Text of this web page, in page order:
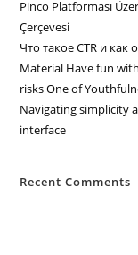
Pinco Platforması
Çerçevesi
Что такое CTR и как
Material Have fun
risks One of
Navigating simplicity
interface
Recent Comments